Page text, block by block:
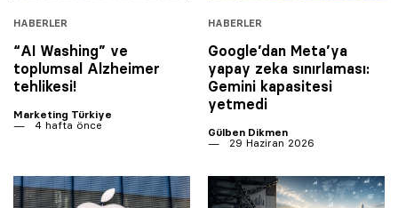
HABERLER
“AI Washing” ve
toplumsal Alzheimer
tehlikesi!
Marketing Türkiye
4 hafta önce
HABERLER
Google’dan Meta’ya
yapay zeka sınırlaması:
Gemini kapasitesi
yetmedi
Gülben Dikmen
29 Haziran 2026